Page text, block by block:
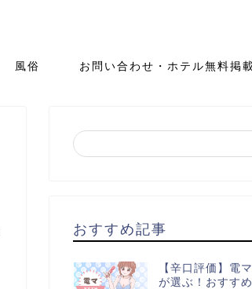
風俗 お問い合わせ・ホテル無料掲
おすすめ記事
【辛口評価】電
が選ぶ！おすす